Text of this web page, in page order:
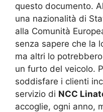
questo documento.
una nazionalità di
alla Comunità
senza sapere che la
ma altri lo
un furto del veicolo.
soddisfare i clienti
servizio di NCC
accoglie, ogni anno,